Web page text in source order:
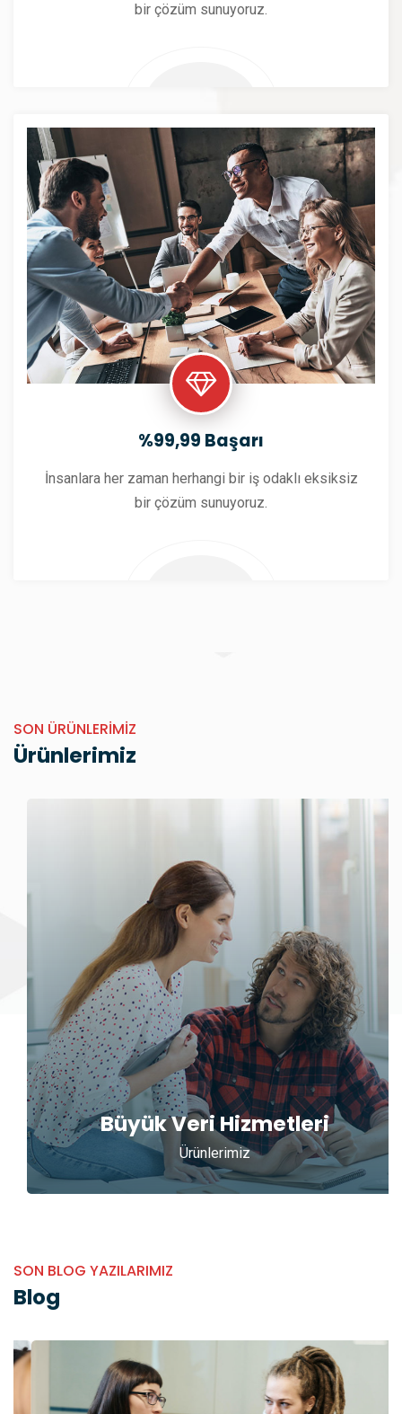
bir çözüm sunuyoruz.
%99,99 Başarı
İnsanlara her zaman herhangi bir iş odaklı eksiksiz
bir çözüm sunuyoruz.
SON ÜRÜNLERIMIZ
Ürünlerimiz
Büyük Veri Hizmetleri
Ürünlerimiz
SON BLOG YAZILARIMIZ
Blog